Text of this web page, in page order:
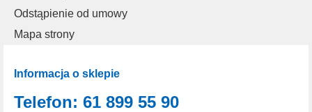
Odstąpienie od umowy
Mapa strony
Informacja o sklepie
Telefon: 61 899 55 90